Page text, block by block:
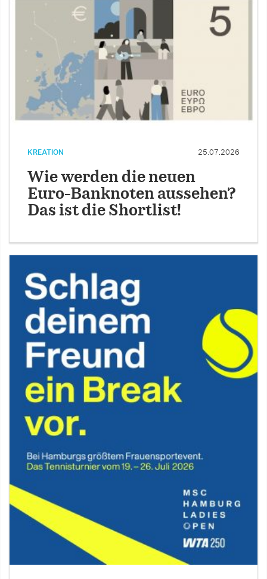
KREATION 25.07.2026
Wie werden die neuen
Euro-Banknoten aussehen?
Das ist die Shortlist!